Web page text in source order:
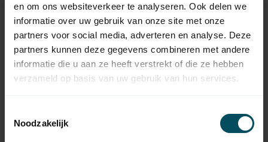
en om ons websiteverkeer te analyseren. Ook delen we
informatie over uw gebruik van onze site met onze
partners voor social media, adverteren en analyse. Deze
partners kunnen deze gegevens combineren met andere
informatie die u aan ze heeft verstrekt of die ze hebben
verzameld op basis van uw gebruik van hun services.
Noodzakelijk
SELVE